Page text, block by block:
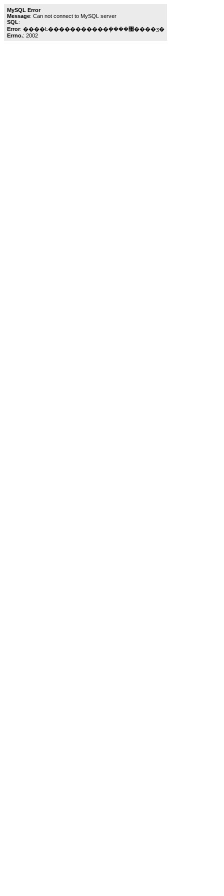
MySQL Error
Message: Can not connect to MySQL server
SQL:
Error
: ����Ŀ�����������ܾ����޷����ӡ�
Errno.: 2002